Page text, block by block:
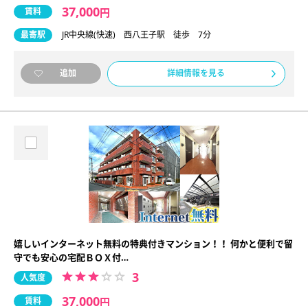
賃料 37,000円
最寄駅 JR中央線(快速) 西八王子駅 徒歩 7分
追加 詳細情報を見る
嬉しいインターネット無料の特典付きマンション！！ 何かと便利で留
守でも安心の宅配ＢＯＸ付…
人気度 3
賃料 37,000円